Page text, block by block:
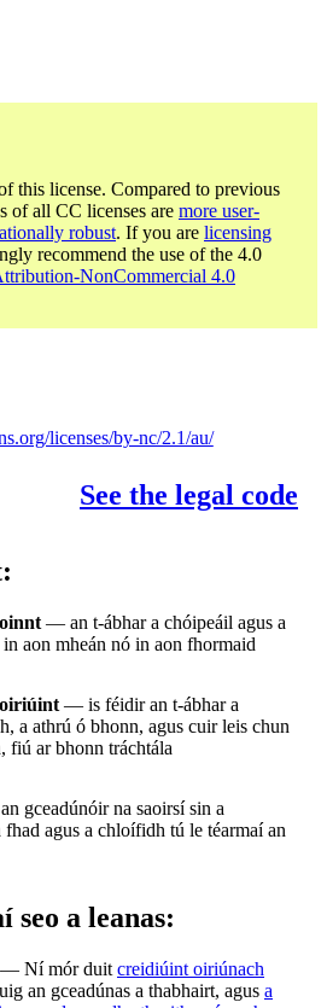
this license. Compared to previous
of all CC licenses are more user-
robust. If you are licensing
recommend the use of the 4.0
NonCommercial 4.0
licenses/by-nc/2.1/au/
See the legal code
— an t-ábhar a chóipeáil agus a
aon mheán nó in aon fhormaid
— is féidir an t-ábhar a
a athrú ó bhonn, agus cuir leis chun
fiú ar bhonn tráchtála
gceadúnóir na saoirsí sin a
agus a chloífidh tú le téarmaí an
seo a leanas:
— Ní mór duit creidiúint oiriúnach
an gceadúnas a thabhairt, agus a